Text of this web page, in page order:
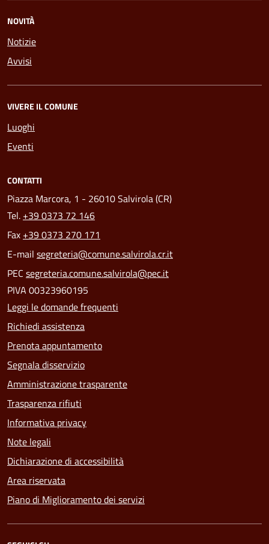
NOVITÀ
Notizie
Avvisi
VIVERE IL COMUNE
Luoghi
Eventi
CONTATTI
Piazza Marcora, 1 - 26010 Salvirola (CR)
Tel. +39 0373 72 146
Fax +39 0373 270 171
E-mail segreteria@comune.salvirola.cr.it
PEC segreteria.comune.salvirola@pec.it
PIVA 00323960195
Leggi le domande frequenti
Richiedi assistenza
Prenota appuntamento
Segnala disservizio
Amministrazione trasparente
Trasparenza rifiuti
Informativa privacy
Note legali
Dichiarazione di accessibilità
Area riservata
Piano di Miglioramento dei servizi